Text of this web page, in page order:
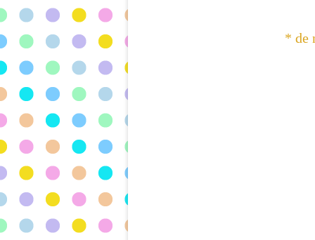
* de